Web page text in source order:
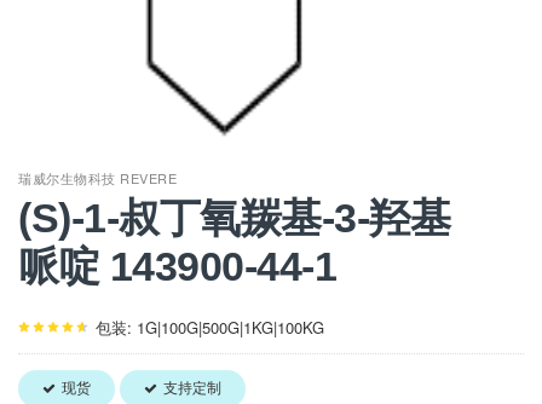
瑞威尔生物科技 REVERE
(S)-1-叔丁氧羰基-3-羟基
哌啶 143900-44-1
包装: 1G|100G|500G|1KG|100KG
现货 支持定制